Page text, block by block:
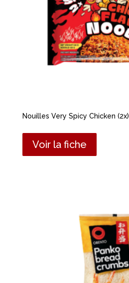
Nouilles Very Spicy Chicken (2x)
Voir la fiche